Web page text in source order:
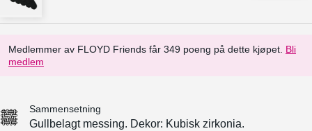
Medlemmer av FLOYD Friends får 349 poeng på dette kjøpet. Bli
medlem
Sammensetning
Gullbelagt messing. Dekor: Kubisk zirkonia.